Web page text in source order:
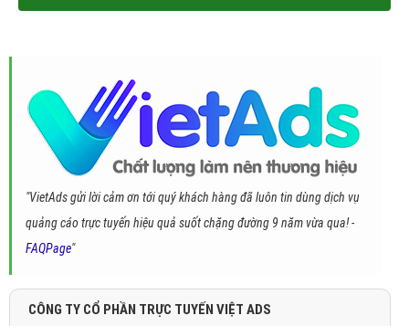
"VietAds gửi lời cảm ơn tới quý khách hàng đã luôn tin dùng dịch vụ
quảng cáo trực tuyến hiệu quả suốt chặng đường 9 năm vừa qua! -
FAQPage"
CÔNG TY CỔ PHẦN TRỰC TUYẾN VIỆT ADS